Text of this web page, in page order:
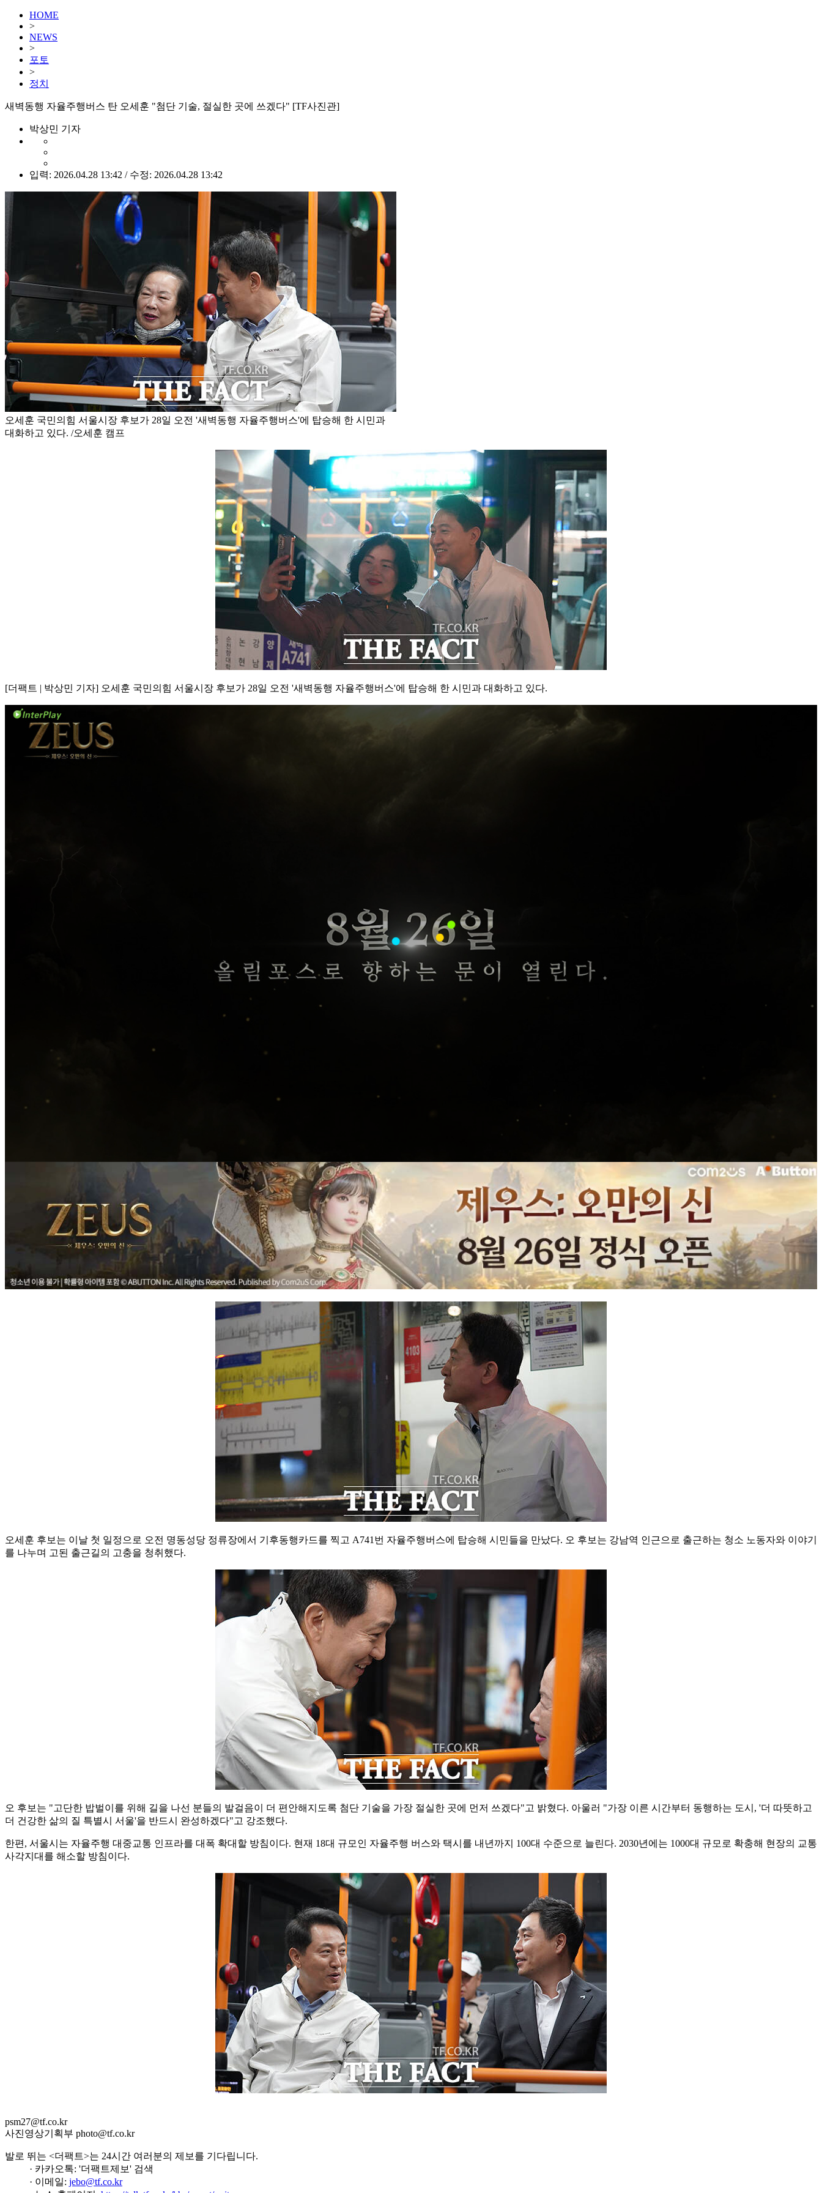
HOME
>
NEWS
>
포토
>
정치
새벽동행 자율주행버스 탄 오세훈 "첨단 기술, 절실한 곳에 쓰겠다" [TF사진관]
박상민 기자
입력: 2026.04.28 13:42 / 수정: 2026.04.28 13:42
오세훈 국민의힘 서울시장 후보가 28일 오전 '새벽동행 자율주행버스'에 탑승해 한 시민과
대화하고 있다. /오세훈 캠프
[더팩트 | 박상민 기자] 오세훈 국민의힘 서울시장 후보가 28일 오전 '새벽동행 자율주행버스'에 탑승해 한 시민과 대화하고 있다.
오세훈 후보는 이날 첫 일정으로 오전 명동성당 정류장에서 기후동행카드를 찍고 A741번 자율주행버스에 탑승해 시민들을 만났다. 오 후보는 강남역 인근으로 출근하는 청소 노동자와 이야기
를 나누며 고된 출근길의 고충을 청취했다.
오 후보는 "고단한 밥벌이를 위해 길을 나선 분들의 발걸음이 더 편안해지도록 첨단 기술을 가장 절실한 곳에 먼저 쓰겠다"고 밝혔다. 아울러 "가장 이른 시간부터 동행하는 도시, '더 따뜻하고
더 건강한 삶의 질 특별시 서울'을 반드시 완성하겠다"고 강조했다.
한편, 서울시는 자율주행 대중교통 인프라를 대폭 확대할 방침이다. 현재 18대 규모인 자율주행 버스와 택시를 내년까지 100대 수준으로 늘린다. 2030년에는 1000대 규모로 확충해 현장의 교통
사각지대를 해소할 방침이다.
psm27@tf.co.kr
사진영상기획부 photo@tf.co.kr
발로 뛰는 <더팩트>는 24시간 여러분의 제보를 기다립니다.
· 카카오톡: '더팩트제보' 검색
· 이메일: jebo@tf.co.kr